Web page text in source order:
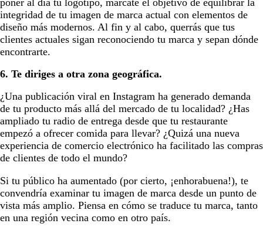
integridad de tu imagen de marca actual con elementos de
diseño más modernos. Al fin y al cabo, querrás que tus
clientes actuales sigan reconociendo tu marca y sepan dónde
encontrarte.
6. Te diriges a otra zona geográfica.
¿Una publicación viral en Instagram ha generado demanda
de tu producto más allá del mercado de tu localidad? ¿Has
ampliado tu radio de entrega desde que tu restaurante
empezó a ofrecer comida para llevar? ¿Quizá una nueva
experiencia de comercio electrónico ha facilitado las compras
de clientes de todo el mundo?
Si tu público ha aumentado (por cierto, ¡enhorabuena!), te
convendría examinar tu imagen de marca desde un punto de
vista más amplio. Piensa en cómo se traduce tu marca, tanto
en una región vecina como en otro país.